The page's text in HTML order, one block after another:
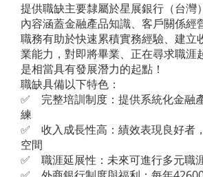
提供職缺主要隸屬於星展銀行（台灣
內容涵蓋金融產品知識、客戶關係經
職務有助於快速累積實務經驗、建立
業能力，對即將畢業、正在尋求職涯
是相當具有發展潛力的起點！
職缺具備以下特色：
✅ 完整培訓制度：提供系統化金融
練
✅ 收入成長性高：績效表現良好者
空間
✅ 職涯延展性：未來可進行多元職